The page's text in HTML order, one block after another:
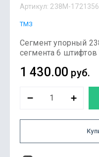
Артикул: 238М-1721356
ТМЗ
Сегмент упорный
сегмента 6
1 430.00 руб.